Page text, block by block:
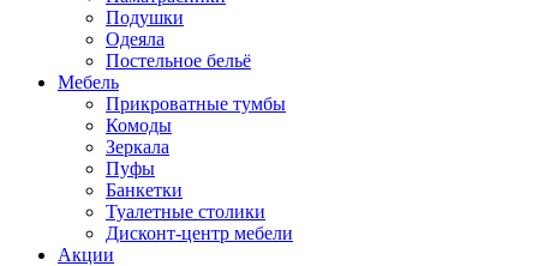
Подушки
Одеяла
Постельное бельё
Мебель
Прикроватные тумбы
Комоды
Зеркала
Пуфы
Банкетки
Туалетные столики
Дисконт-центр мебели
Акции